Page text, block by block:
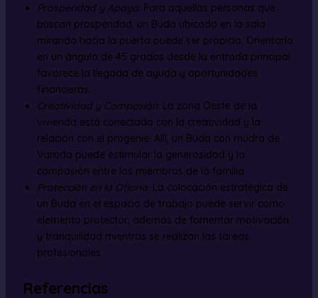
Prosperidad y Apoyo:Para aquellas personas que
buscan prosperidad, un Buda ubicado en la sala
mirando hacia la puerta puede ser propicio. Orientarlo
en un ángulo de 45 grados desde la entrada principal
favorece la llegada de ayuda y oportunidades
financieras.
Creatividad y Compasión:La zona Oeste de la
vivienda está conectada con la creatividad y la
relación con el progenie. Allí, un Buda con mudra de
Varada puede estimular la generosidad y la
compasión entre los miembros de la familia.
Protección en la Oficina:La colocación estratégica de
un Buda en el espacio de trabajo puede servir como
elemento protector, además de fomentar motivación
y tranquilidad mientras se realizan las tareas
profesionales.
Referencias